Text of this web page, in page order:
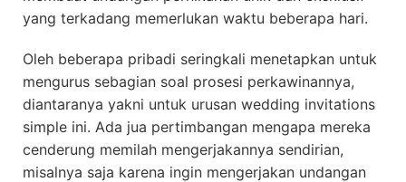
yang terkadang memerlukan waktu beberapa hari.
Oleh beberapa pribadi seringkali menetapkan untuk
mengurus sebagian soal prosesi perkawinannya,
diantaranya yakni untuk urusan wedding invitations
simple ini. Ada jua pertimbangan mengapa mereka
cenderung memilah mengerjakannya sendirian,
misalnya saja karena ingin mengerjakan undangan